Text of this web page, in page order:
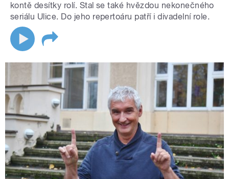
kontě desítky rolí. Stal se také hvězdou nekonečného
seriálu Ulice. Do jeho repertoáru patří i divadelní role.